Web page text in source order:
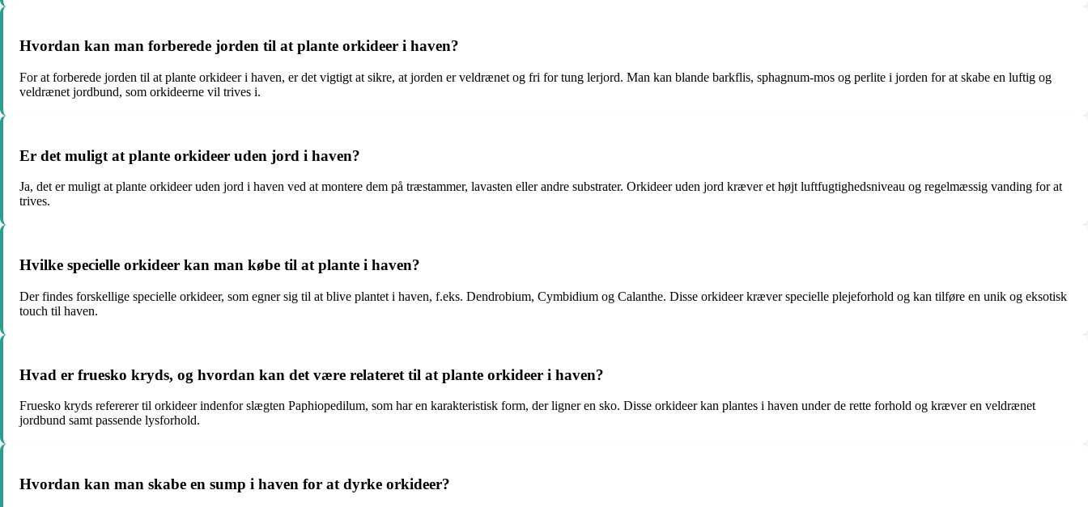
Hvordan kan man forberede jorden til at plante orkideer i haven?
For at forberede jorden til at plante orkideer i haven, er det vigtigt at sikre, at jorden er veldrænet og fri for tung lerjord. Man kan blande barkflis, sphagnum-mos og perlite i jorden for at skabe en luftig og
veldrænet jordbund, som orkideerne vil trives i.
Er det muligt at plante orkideer uden jord i haven?
Ja, det er muligt at plante orkideer uden jord i haven ved at montere dem på træstammer, lavasten eller andre substrater. Orkideer uden jord kræver et højt luftfugtighedsniveau og regelmæssig vanding for at
trives.
Hvilke specielle orkideer kan man købe til at plante i haven?
Der findes forskellige specielle orkideer, som egner sig til at blive plantet i haven, f.eks. Dendrobium, Cymbidium og Calanthe. Disse orkideer kræver specielle plejeforhold og kan tilføre en unik og eksotisk
touch til haven.
Hvad er fruesko kryds, og hvordan kan det være relateret til at plante orkideer i haven?
Fruesko kryds refererer til orkideer indenfor slægten Paphiopedilum, som har en karakteristisk form, der ligner en sko. Disse orkideer kan plantes i haven under de rette forhold og kræver en veldrænet
jordbund samt passende lysforhold.
Hvordan kan man skabe en sump i haven for at dyrke orkideer?